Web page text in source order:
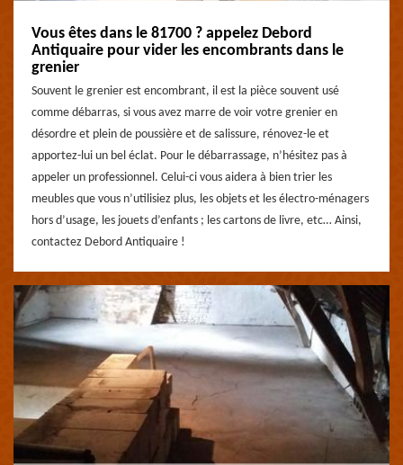
Vous êtes dans le 81700 ? appelez Debord
Antiquaire pour vider les encombrants dans le
grenier
Souvent le grenier est encombrant, il est la pièce souvent usé
comme débarras, si vous avez marre de voir votre grenier en
désordre et plein de poussière et de salissure, rénovez-le et
apportez-lui un bel éclat. Pour le débarrassage, n’hésitez pas à
appeler un professionnel. Celui-ci vous aidera à bien trier les
meubles que vous n’utilisiez plus, les objets et les électro-ménagers
hors d’usage, les jouets d’enfants ; les cartons de livre, etc… Ainsi,
contactez Debord Antiquaire !